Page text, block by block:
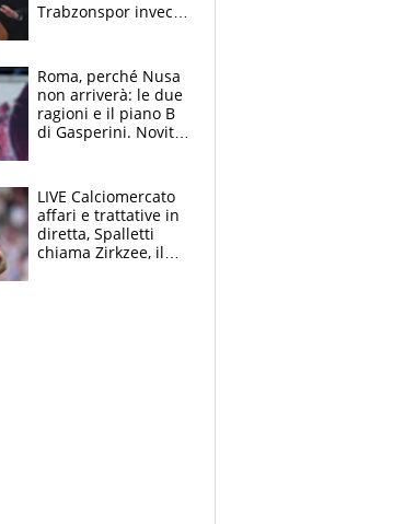
Trabzonspor invece
Roma, perché Nusa
non arriverà: le due
ragioni e il piano B
di Gasperini. Novità
LIVE Calciomercato
affari e trattative in
diretta, Spalletti
chiama Zirkzee, il